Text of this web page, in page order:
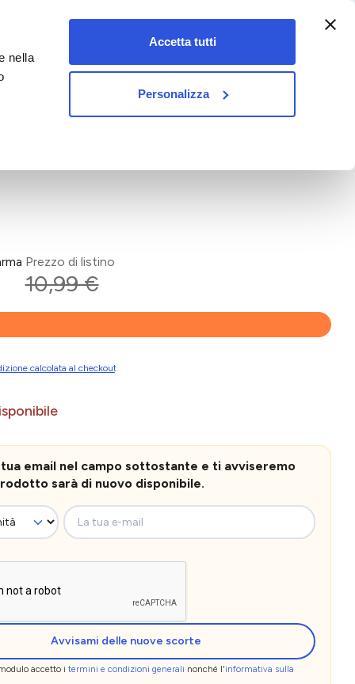
nella
Accetta tutti
Personalizza
vet&pet
Prezzo di listino
10,99 €
calcolata al checkout
email nel campo sottostante e ti avviseremo
sarà di nuovo disponibile.
La tua e-mail
Avvisami delle nuove scorte
accetto i termini e condizioni generali nonché l'informativa sulla